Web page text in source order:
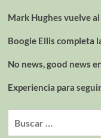
Mark Hughes vuelve
Boogie Ellis completa
No news, good news
Experiencia para